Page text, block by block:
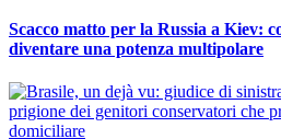
Scacco matto per la Russia a Kiev:
diventare una potenza multipolare